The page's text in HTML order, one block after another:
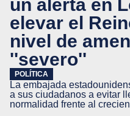
un alerta en
elevar el
nivel de
''severo''
POLÍTICA
La embajada
a sus ciudadanos a evitar
normalidad frente al